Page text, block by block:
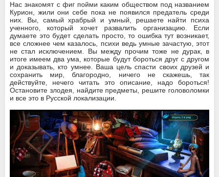
Нас знакомят с фиг пойми каким обществом под названием
Курион, жили они себе пока не появился предатель среди
них. Вы, самый храбрый и умный, решаете найти психа
ученного, который хочет развалить организацию. Если
думаете это будет сделать просто, то ошибка тут возникает,
все сложнее чем казалось, психи ведь умные зачастую, этот
не стал исключением. Вы между прочим тоже не дурак, в
итоге имеем два ума, которые будут бороться друг с другом
и доказывать, кто умнее. Ваша цель спасти своих друзей и
сохранить мир, благородно, ничего не скажешь, так
действуйте, нечего читать это описание, надо бороться!
Остановите злодея, найдите предметы, решите головоломки
и все это в Русской локализации.